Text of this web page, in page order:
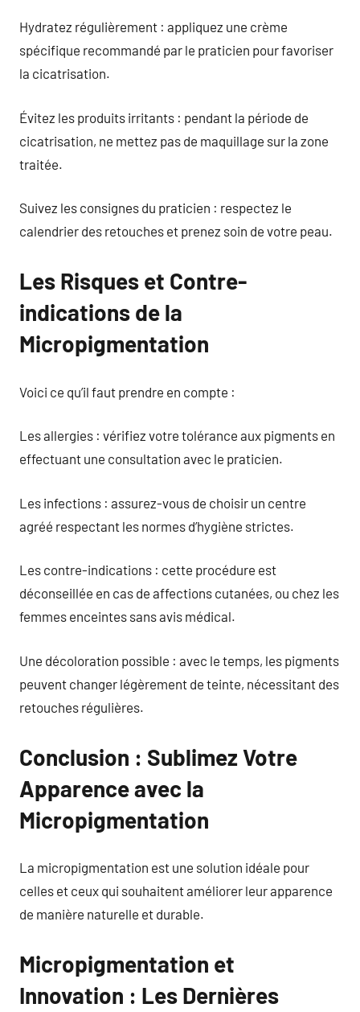
Hydratez régulièrement : appliquez une crème
spécifique recommandé par le praticien pour favoriser
la cicatrisation.
Évitez les produits irritants : pendant la période de
cicatrisation, ne mettez pas de maquillage sur la zone
traitée.
Suivez les consignes du praticien : respectez le
calendrier des retouches et prenez soin de votre peau.
Les Risques et Contre-
indications de la
Micropigmentation
Voici ce qu’il faut prendre en compte :
Les allergies : vérifiez votre tolérance aux pigments en
effectuant une consultation avec le praticien.
Les infections : assurez-vous de choisir un centre
agréé respectant les normes d’hygiène strictes.
Les contre-indications : cette procédure est
déconseillée en cas de affections cutanées, ou chez les
femmes enceintes sans avis médical.
Une décoloration possible : avec le temps, les pigments
peuvent changer légèrement de teinte, nécessitant des
retouches régulières.
Conclusion : Sublimez Votre
Apparence avec la
Micropigmentation
La micropigmentation est une solution idéale pour
celles et ceux qui souhaitent améliorer leur apparence
de manière naturelle et durable.
Micropigmentation et
Innovation : Les Dernières